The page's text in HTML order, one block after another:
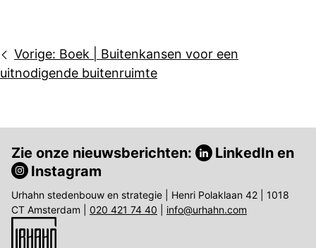
Bericht
navigatie
Vorige: Boek | Buitenkansen voor een
uitnodigende buitenruimte
Zie onze nieuwsberichten: LinkedIn en
Instagram
Urhahn stedenbouw en strategie | Henri Polaklaan 42 | 1018
CT Amsterdam | 020 421 74 40 info@urhahn.com